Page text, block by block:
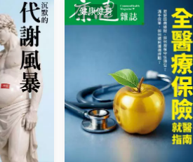
健康健身